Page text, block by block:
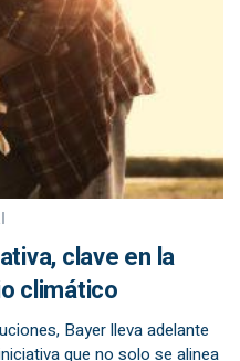
clave en la
climático
Bayer lleva adelante
que no solo se alinea